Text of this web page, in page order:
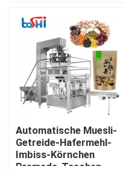
Fordern Sie ein
Vertikale
Granulat-
Automatische Muesli-
Getreide-Hafermehl-
Imbiss-Körnchen
Premade-Taschen-